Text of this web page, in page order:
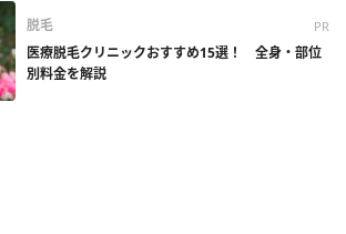
脱毛 PR
医療脱毛クリニックおすすめ15選！ 全身・部位
別料金を解説